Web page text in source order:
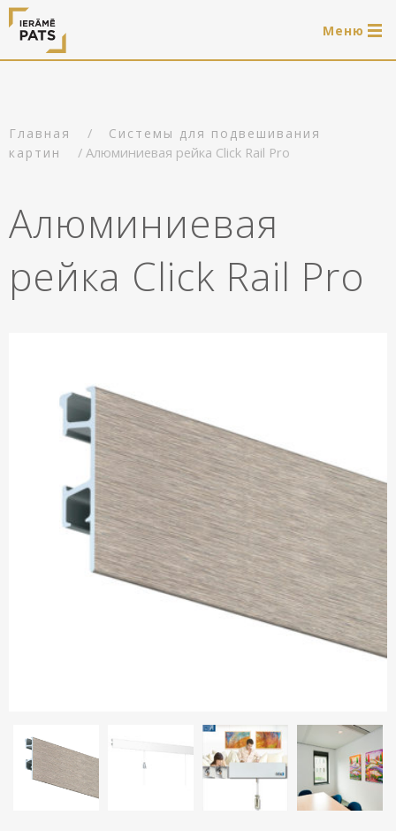
Mеню
Войти
Обрамление
Системы для подвешивания картин
Магазин
Готовые деревянные рамы
Металлические рамы
Паспарту
Овальные рамы
Портфолио
Рамы
Паспарту
Установка-видео
Как совершить покупку
Контакты
Доставка и оплата
Главная /
Системы для подвешивания
картин
/ Aлюминиевая рейка Click Rail Pro
Aлюминиевая
рейка Click Rail Pro